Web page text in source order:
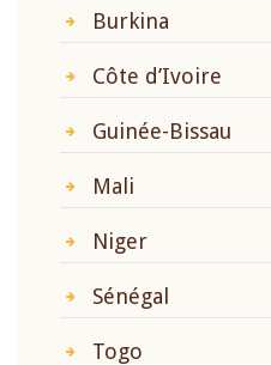
Burkina
Côte d’Ivoire
Guinée-Bissau
Mali
Niger
Sénégal
Togo